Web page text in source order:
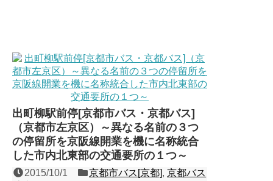
出町柳駅前停[京都市バス・京都バス]
（京都市左京区）～異なる名前の３つ
の停留所を京阪線開業を機に名称統合
した市内北東部の交通要所の１つ～
2015/10/1 京都市バス[京都],京都バス